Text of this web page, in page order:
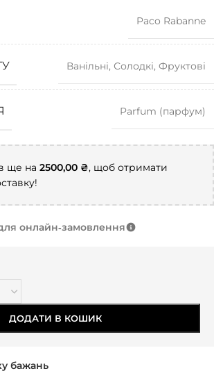
Paco Rabanne
Ванільні, Солодкі, Фруктові
Parfum (парфум)
ще на 2500,00 ₴, щоб отримати
онлайн‑замовлення
ДОДАТИ В КОШИК
бажань